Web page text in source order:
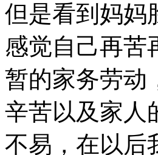
但是看到妈妈
感觉自己再苦
暂的家务劳动
辛苦以及家人
不易，在以后